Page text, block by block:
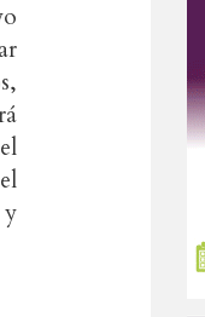
y